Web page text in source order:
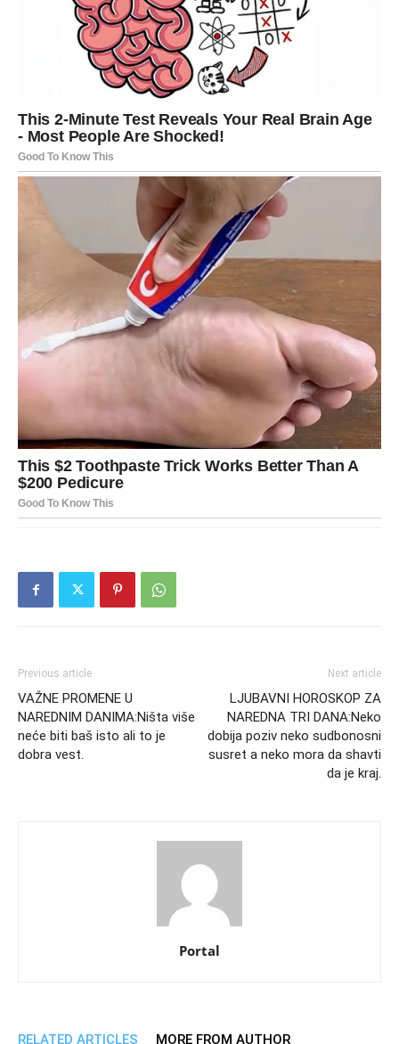
Previous article
VAŽNE PROMENE U
NAREDNIM DANIMA:Ništa više
neće biti baš isto ali to je
dobra vest.
Next article
LJUBAVNI HOROSKOP ZA
NAREDNA TRI DANA:Neko
dobija poziv neko sudbonosni
susret a neko mora da shavti
da je kraj.
Portal
RELATED ARTICLES MORE FROM AUTHOR